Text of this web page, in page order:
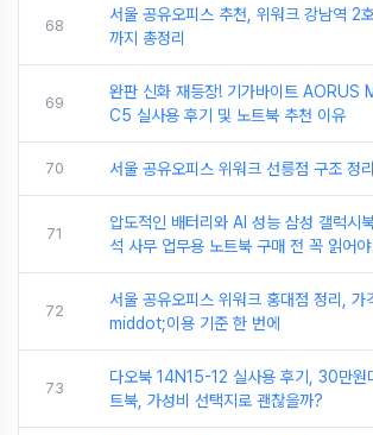
68
서울 공유오피스 추천, 위워크 강남역 2
까지 총정리
69
완판 신화 재등장! 기가바이트 AORUS
C5 실사용 후기 및 노트북 추천 이유
70 서울 공유오피스 위워크 선릉점 구조 정리
71
압도적인 배터리와 AI 성능 삼성 갤럭시
석 사무 업무용 노트북 구매 전 꼭 읽어
72
서울 공유오피스 위워크 홍대점 정리,
middot;이용 기준 한 번에
73
다오북 14N15-12 실사용 후기, 30만원
트북, 가성비 선택지로 괜찮을까?